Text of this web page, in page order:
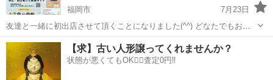
福岡市
7月23日
友達と一緒に初出店させて頂くことになりました(^^) どなたでもお気
軽に遊びにいらして下さいね🎵
福岡 福岡市 展示会 マルシェ
【求】古い人形譲ってくれませんか？
状態が悪くてもOK🙆‍♀️査定0円‼️